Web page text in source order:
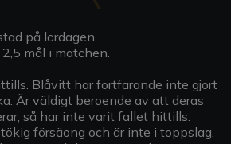
på lördagen.
mål i matchen.
Blåvitt har fortfarande inte gjort
Är väldigt beroende av att deras
så har inte varit fallet hittills.
försäong och är inte i toppslag.